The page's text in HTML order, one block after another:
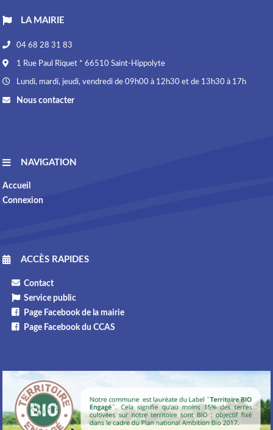
LA MAIRIE
04 68 28 31 83
1 Rue Paul Riquet * 66510 Saint-Hippolyte
Lundi, mardi, jeudi, vendredi de 09h00 à 12h30 et de 13h30 à 17h
Nous contacter
NAVIGATION
Accueil
Connexion
ACCÈS RAPIDES
Contact
Service public
Page Facebook de la mairie
Page Facebook du CCAS